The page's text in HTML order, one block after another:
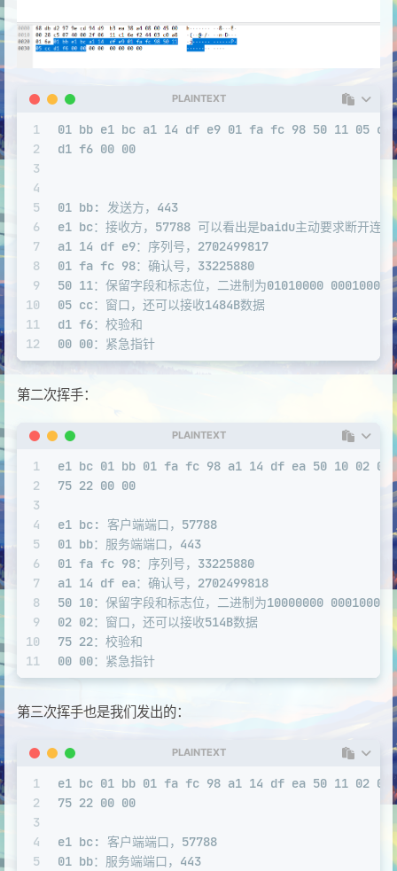
PLAINTEXT
1
2
3
4
5
6
7
8
9
10
11
12
01 bb e1 bc a1 14 df e9 01 fa fc 98 50 11 05 cc
d1 f6 00 00
01 bb: 发送方，443
e1 bc：接收方，57788 可以看出是baidu主动要求断开连接
a1 14 df e9：序列号，2702499817
01 fa fc 98：确认号，33225880
50 11：保留字段和标志位，二进制为01010000 00010001
05 cc：窗口，还可以接收1484B数据
d1 f6：校验和
00 00：紧急指针
第二次挥手：
PLAINTEXT
1
2
3
4
5
6
7
8
9
10
11
e1 bc 01 bb 01 fa fc 98 a1 14 df ea 50 10 02 02
75 22 00 00
e1 bc: 客户端端口，57788
01 bb：服务端端口，443
01 fa fc 98：序列号，33225880
a1 14 df ea：确认号，2702499818
50 10：保留字段和标志位，二进制为10000000 00010000
02 02：窗口，还可以接收514B数据
75 22：校验和
00 00：紧急指针
第三次挥手也是我们发出的：
PLAINTEXT
1
2
3
4
5
e1 bc 01 bb 01 fa fc 98 a1 14 df ea 50 11 02 02
75 22 00 00
e1 bc: 客户端端口，57788
01 bb：服务端端口，443